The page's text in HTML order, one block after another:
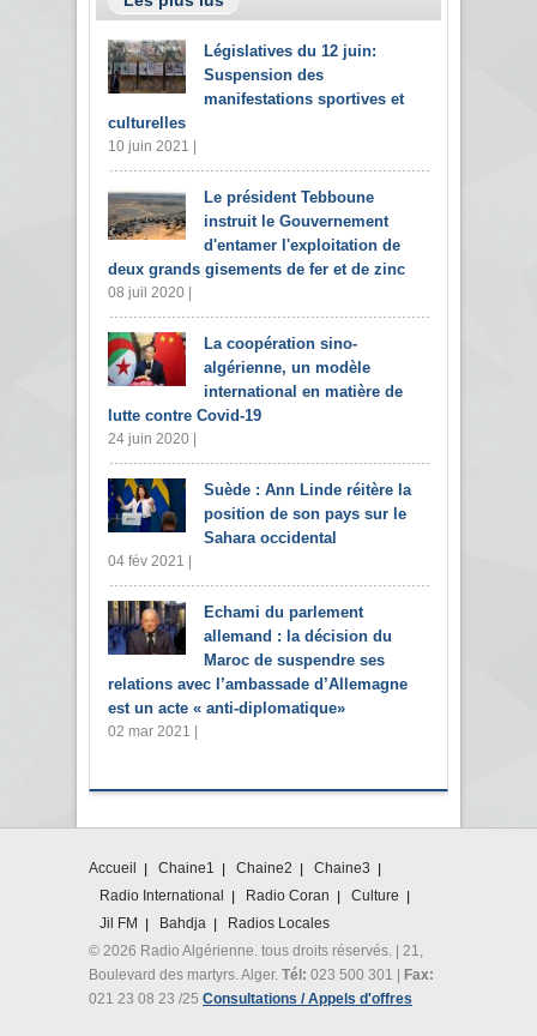
Législatives du 12 juin:
Suspension des
manifestations sportives et
culturelles
10 juin 2021 |
Le président Tebboune
instruit le Gouvernement
d'entamer l'exploitation de
deux grands gisements de fer et de zinc
08 juil 2020 |
La coopération sino-
algérienne, un modèle
international en matière de
lutte contre Covid-19
24 juin 2020 |
Suède : Ann Linde réitère la
position de son pays sur le
Sahara occidental
04 fév 2021 |
Echami du parlement
allemand : la décision du
Maroc de suspendre ses
relations avec l’ambassade d’Allemagne
est un acte « anti-diplomatique»
02 mar 2021 |
Accueil Chaine1 Chaine2
Chaine3
Radio International
Radio Coran
Culture
Jil FM
Bahdja
Radios Locales
© 2026 Radio Algérienne. tous droits réservés. | 21,
Boulevard des martyrs. Alger. Tél: 023 500 301 | Fax:
021 23 08 23 /25 Consultations / Appels d'offres